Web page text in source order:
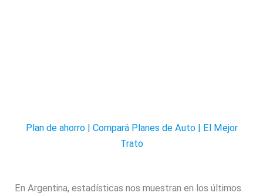
Plan de ahorro | Compará Planes de Auto | El Mejor
Trato
En Argentina, estadísticas nos muestran en los últimos